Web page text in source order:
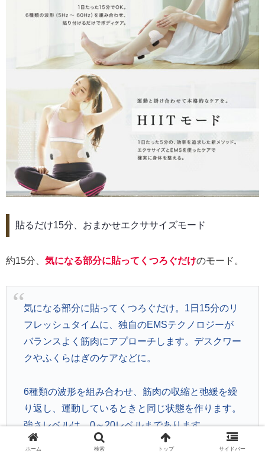
貼るだけ15分、おまかせエクササイズモード
約15分、 気になる部分に貼ってくつろぐだけのモード。
気になる部分に貼ってくつろぐだけ。1日15分のリ
フレッシュタイムに、独自のEMSテクノロジーが
バランスよく筋肉にアプローチします。デスクワー
クやふくらはぎのケアなどに。
6種類の波形を組み合わせ、筋肉の収縮と弛緩を繰
り返し、運動しているときと同じ状態を作ります。
強さレベルは、0～20レベルまであります。
ホーム 検索 トップ サイドバー